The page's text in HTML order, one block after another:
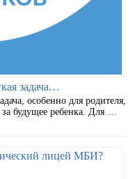
задача…
особенно для родителя,
будущее ребенка. Для …